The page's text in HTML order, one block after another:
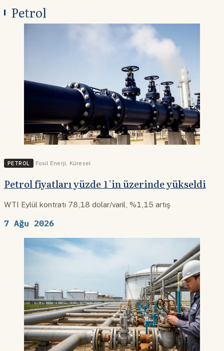
Petrol
PETROL Fosil Enerji Küresel
Petrol fiyatları yüzde 1’in üzerinde yükseldi
WTI Eylül kontratı 78,18 dolar/varil, %1,15 artış
7 Ağu 2026